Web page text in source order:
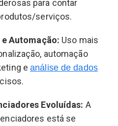
para contar
serviços.
Automação: Uso mais
automação
eanálise de dados
Evoluídas: A
está se